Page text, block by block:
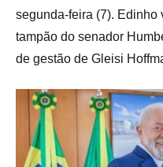
segunda-feira (7). Edinho
tampão do senador
de gestão de Gleisi